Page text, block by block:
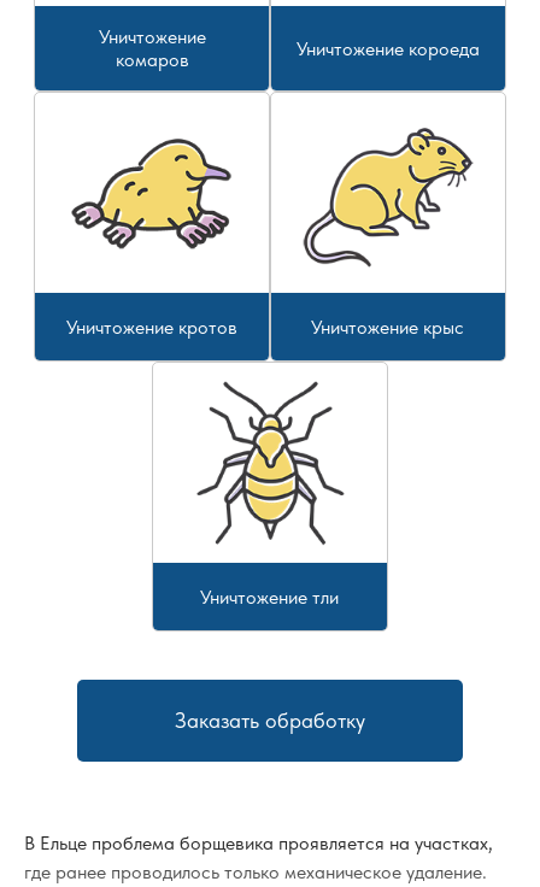
Уничтожение
комаров
Уничтожение короеда
Уничтожение кротов Уничтожение крыс
Уничтожение тли
Заказать обработку
В Ельце проблема борщевика проявляется на участках,
где ранее проводилось только механическое удаление.